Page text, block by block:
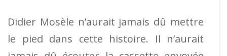
Didier Mosèle n’aurait jamais dû mettre
le pied dans cette histoire. Il n’aurait